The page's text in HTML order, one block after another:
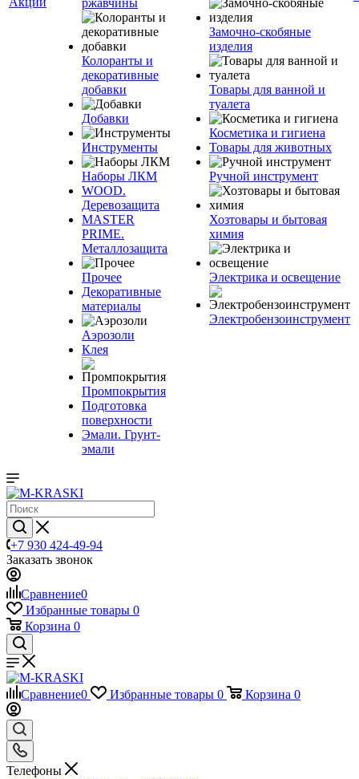
ржавчины
Колоранты и
декоративные
добавки
Добавки
Инструменты
Наборы ЛКМ
WOOD.
Деревозащита
MASTER
PRIME.
Металлозащита
Прочее
Декоративные
материалы
Аэрозоли
Клея
Промпокрытия
Подготовка
поверхности
Эмали. Грунт-
эмали
Замочно-скобяные
изделия
Товары для ванной и
туалета
Косметика и гигиена
Товары для животных
Ручной инструмент
Хозтовары и бытовая
химия
Электрика и освещение
Электробензоинструмент
+7 930 424-49-94
Заказать звонок
Сравнение0
Избранные товары 0
Корзина 0
Сравнение0 Избранные товары 0 Корзина 0
Телефоны